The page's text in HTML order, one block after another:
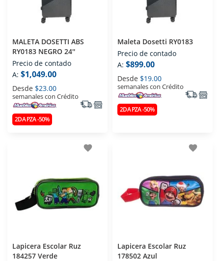
MALETA DOSETTI ABS
RY0183 NEGRO 24''
Precio de contado
A: $1,049.00
Desde $23.00
semanales con Crédito
2DA PZA -50%
Maleta Dosetti RY0183
Precio de contado
A: $899.00
Desde $19.00
semanales con Crédito
2DA PZA -50%
favorite
Lapicera Escolar Ruz
184257 Verde
favorite
Lapicera Escolar Ruz
178502 Azul